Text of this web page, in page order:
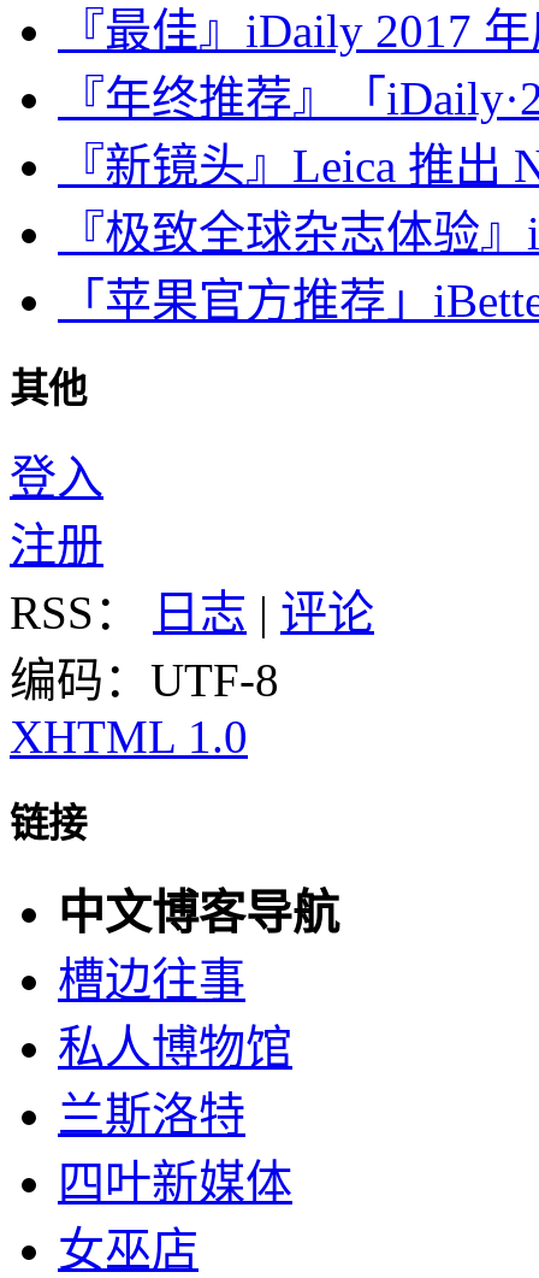
『最佳』iDaily 2017
『年终推荐』「
『新镜头』Leica 推出
『极致全球杂志体验
「苹果官方推荐」
其他
登入
注册
RSS：
日志 | 评论
编码：UTF-8
XHTML 1.0
链接
中文博客导航
槽边往事
私人博物馆
兰斯洛特
四叶新媒体
女巫店